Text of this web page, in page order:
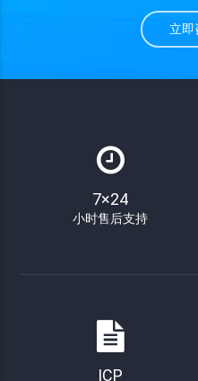
立即
7×24
小时售后支持
ICP